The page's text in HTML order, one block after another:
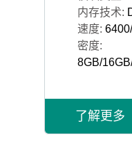
内存技术:
速度:
密度:
8GB/
了解更多